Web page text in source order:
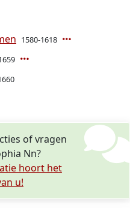
1580-1618
of vragen
Nn?
hoort het
u!